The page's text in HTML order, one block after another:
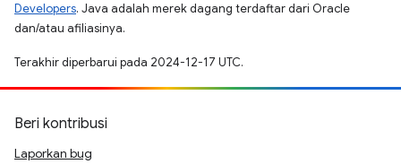
Developers. Java adalah merek dagang terdaftar dari Oracle
dan/atau afiliasinya.
Terakhir diperbarui pada 2024-12-17 UTC.
Beri kontribusi
Laporkan bug